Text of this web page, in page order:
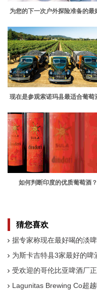
为您的下一次户外探险准备的最
现在是参观索诺玛县最适合葡萄
如何判断印度的优质葡萄酒？
猜您喜欢
据专家称现在最好喝的淡
为斯卡吉特县3家最好的啤
受欢迎的哥伦比亚啤酒厂
Lagunitas Brewing Co超